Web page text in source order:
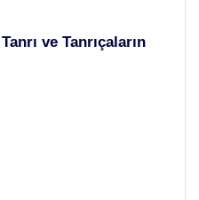
ve Tanrıçaların